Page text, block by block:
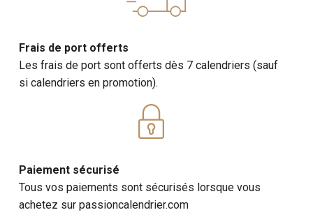
Frais de port offerts
Les frais de port sont offerts dès 7 calendriers (sauf
si calendriers en promotion).
Paiement sécurisé
Tous vos paiements sont sécurisés lorsque vous
achetez sur passioncalendrier.com